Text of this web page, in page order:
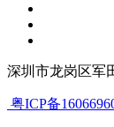
深圳市龙岗区军
粤ICP备